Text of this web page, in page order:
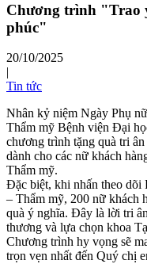
Chương trình "Trao
phúc"
20/10/2025
|
Tin tức
Nhân kỷ niệm Ngày Phụ
Thẩm mỹ Bệnh viện Đại
chương trình tặng quà tri
dành cho các nữ khách
Thẩm mỹ.
Đặc biệt, khi nhấn theo dõi
– Thẩm mỹ, 200 nữ khách
quà ý nghĩa. Đây là lời tri
thương và lựa chọn khoa
Chương trình hy vọng sẽ
trọn vẹn nhất đến Quý chị